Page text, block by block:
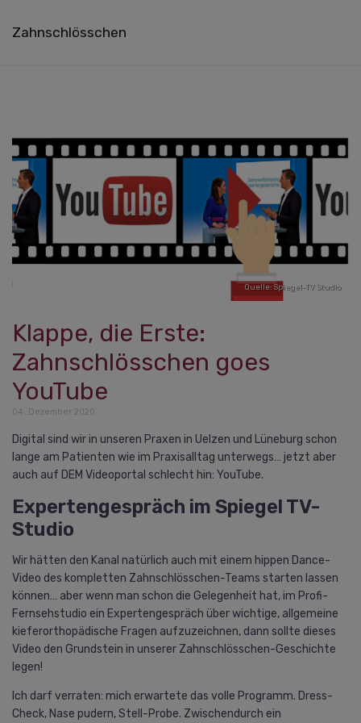
Zahnschlösschen
Quelle: Spiegel-TV Studio
Klappe, die Erste:
Zahnschlösschen goes
YouTube
04. Dezember 2020
Digital sind wir in unseren Praxen in Uelzen und Lüneburg schon
lange am Patienten wie im Praxisalltag unterwegs… jetzt aber
auch auf DEM Videoportal schlecht hin: YouTube.
Expertengespräch im Spiegel TV-
Studio
Wir hätten den Kanal natürlich auch mit einem hippen Dance-
Video des kompletten Zahnschlösschen-Teams starten lassen
können… aber wenn man schon die Gelegenheit hat, im Profi-
Fernsehstudio ein Expertengespräch über wichtige, allgemeine
kieferorthopädische Fragen aufzuzeichnen, dann sollte dieses
Video den Grundstein in unserer Zahnschlösschen-Geschichte
legen!
Ich darf verraten: mich erwartete das volle Programm. Dress-
Check, Nase pudern, Stell-Probe. Zwischendurch ein